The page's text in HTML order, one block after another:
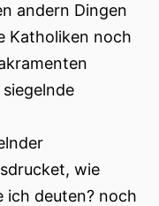
andern Dingen
Katholiken noch
wie
ich deuten? noch